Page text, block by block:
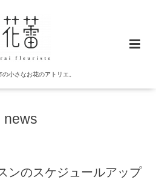
小さなお花のアトリエ。
news
ンのスケジュールアップ